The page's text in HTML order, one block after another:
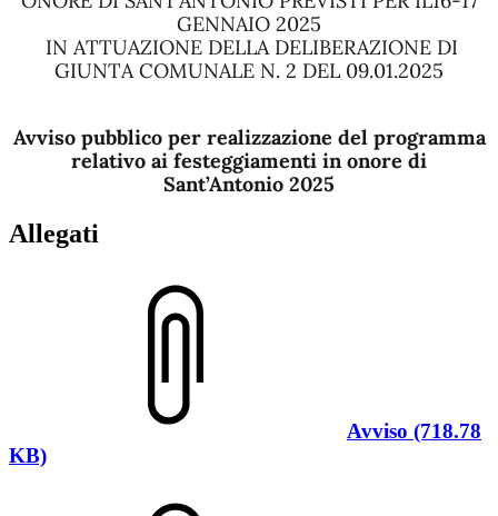
GENNAIO 2025
IN ATTUAZIONE DELLA DELIBERAZIONE DI
GIUNTA COMUNALE N. 2 DEL 09.01.2025
Avviso pubblico per realizzazione del programma
relativo ai festeggiamenti in onore di
Sant’Antonio 2025
Allegati
Avviso (718.78
KB)